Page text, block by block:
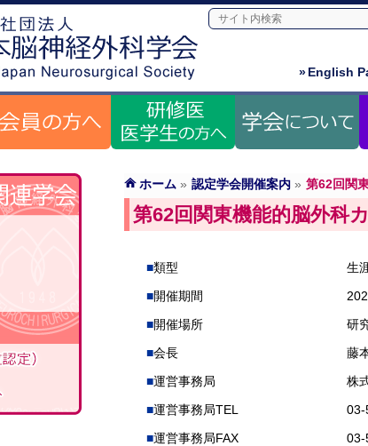
»English
ホーム » 認定学会開催案内 » 第62回関
第62回関東機能的脳外科
類型
生
開催期間
開催場所
研
会長
藤
運営事務局
株
運営事務局TEL
03-
運営事務局FAX
03-